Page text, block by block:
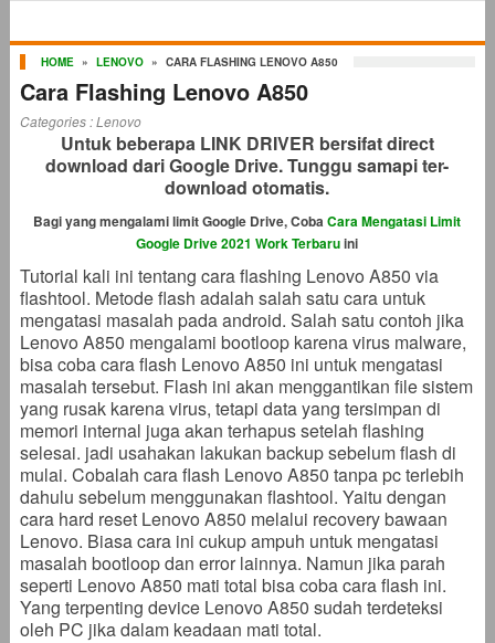
HOME » LENOVO » CARA FLASHING LENOVO A850
Cara Flashing Lenovo A850
Categories :Lenovo
Untuk beberapa LINK DRIVER bersifat direct
download dari Google Drive. Tunggu samapi ter-
download otomatis.
Bagi yang mengalami limit Google Drive, CobaCara Mengatasi Limit
Google Drive 2021 Work Terbaruini
Tutorial kali ini tentang cara flashing Lenovo A850 via
flashtool. Metode flash adalah salah satu cara untuk
mengatasi masalah pada android. Salah satu contoh jika
Lenovo A850 mengalami bootloop karena virus malware,
bisa coba cara flash Lenovo A850 ini untuk mengatasi
masalah tersebut. Flash ini akan menggantikan file sistem
yang rusak karena virus, tetapi data yang tersimpan di
memori internal juga akan terhapus setelah flashing
selesai. jadi usahakan lakukan backup sebelum flash di
mulai. Cobalah cara flash Lenovo A850 tanpa pc terlebih
dahulu sebelum menggunakan flashtool. Yaitu dengan
cara hard reset Lenovo A850 melalui recovery bawaan
Lenovo. Biasa cara ini cukup ampuh untuk mengatasi
masalah bootloop dan error lainnya. Namun jika parah
seperti Lenovo A850 mati total bisa coba cara flash ini.
Yang terpenting device Lenovo A850 sudah terdeteksi
oleh PC jika dalam keadaan mati total.